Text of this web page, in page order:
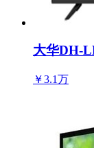
大华DH-
￥3.1万